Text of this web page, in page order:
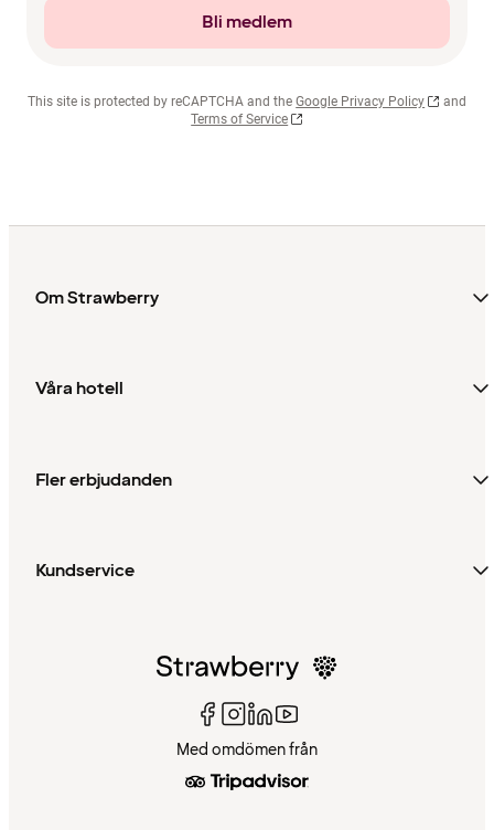
Bli medlem
This site is protected by reCAPTCHA and the Google Privacy Policy
and
Terms of Service
Om Strawberry
Våra hotell
Fler erbjudanden
Kundservice
Med omdömen från